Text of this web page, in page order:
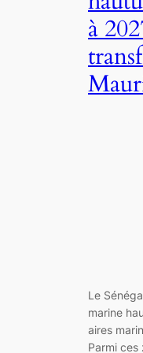
à
Le
marine
aires
Parmi ces